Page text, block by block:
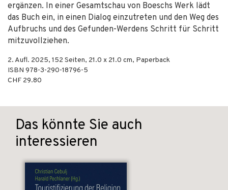
ergänzen. In einer Gesamtschau von Boeschs Werk lädt
das Buch ein, in einen Dialog einzutreten und den Weg des
Aufbruchs und des Gefunden-Werdens Schritt für Schritt
mitzuvollziehen.
2. Aufl. 2025, 152 Seiten, 21.0 x 21.0 cm, Paperback
ISBN 978-3-290-18796-5
CHF 29.80
Das könnte Sie auch
interessieren